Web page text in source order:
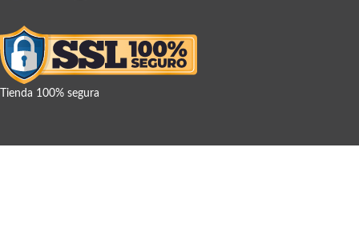
Tienda 100% segura